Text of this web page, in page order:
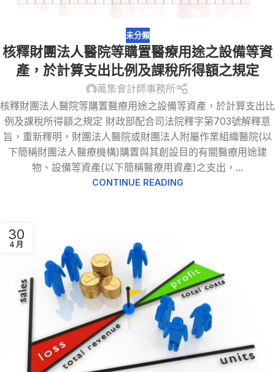
未分類
核釋財團法人醫院等購置醫療用途之設備等資
產，於計算支出比例及課稅所得額之規定
萬集會計師事務所
核釋財團法人醫院等購置醫療用途之設備等資產，於計算支出比
例及課稅所得額之規定 財政部配合司法院釋字第703號解釋意
旨，重新釋明，財團法人醫院或財團法人附屬作業組織醫院(以
下簡稱財團法人醫療機構)購置與其創設目的有關醫療用途建
物、設備等資產(以下簡稱醫療用資產)之支出，...
CONTINUE READING
30
4 月